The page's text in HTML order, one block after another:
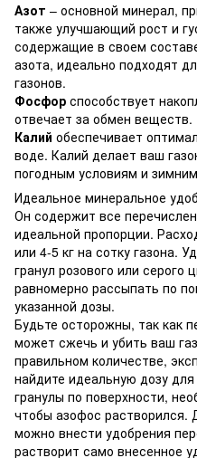
Азот – основной минерал,
также улучшающий рост и
содержащие в своем
азота, идеально подходят
газонов.
Фосфор способствует
отвечает за обмен веществ.
Калий обеспечивает
воде. Калий делает ваш
погодным условиям и
Идеальное минеральное
Он содержит все
идеальной пропорции.
или 4-5 кг на сотку газона.
гранул розового или серого
равномерно рассыпать по
указанной дозы.
Будьте осторожны, так как
может сжечь и убить ваш
правильном количестве,
найдите идеальную дозу
гранулы по поверхности,
чтобы азофос растворился.
можно внести удобрения
растворит само внесенное